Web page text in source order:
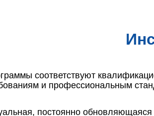
соответствуют
и профессиональным
постоянно обновляющаяся